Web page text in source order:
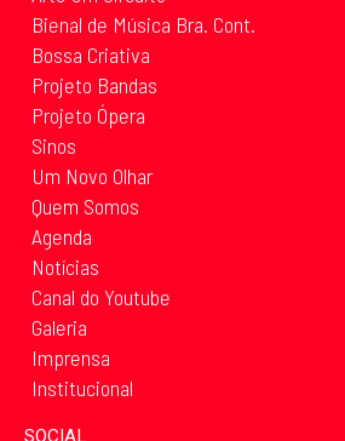
Bienal de Música Bra. Cont.
Bossa Criativa
Projeto Bandas
Projeto Ópera
Sinos
Um Novo Olhar
Quem Somos
Agenda
Notícias
Canal do Youtube
Galeria
Imprensa
Institucional
SOCIAL